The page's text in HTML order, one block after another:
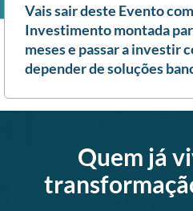
Vais sair deste Evento
Investimento montada
meses e passar a investir
depender de soluções
Quem já